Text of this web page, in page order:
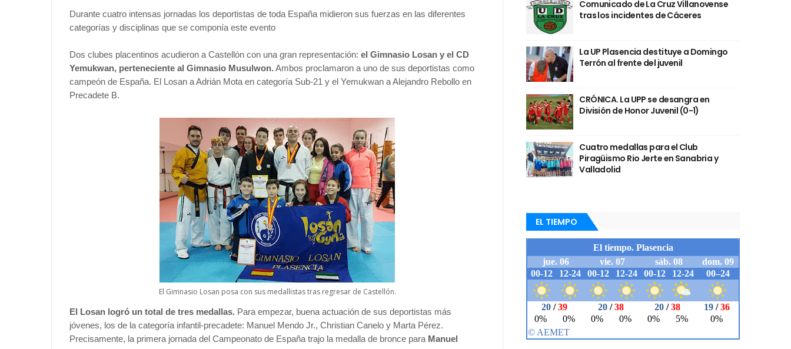
Durante cuatro intensas jornadas los deportistas de toda España midieron sus fuerzas en las diferentes
categorías y disciplinas que se componía este evento
Dos clubes placentinos acudieron a Castellón con una gran representación: el Gimnasio Losan y el CD
Yemukwan, perteneciente al Gimnasio Musulwon. Ambos proclamaron a uno de sus deportistas como
campeón de España. El Losan a Adrián Mota en categoría Sub-21 y el Yemukwan a Alejandro Rebollo en
Precadete B.
El Gimnasio Losan posa con sus medallistas tras regresar de Castellón.
El Losan logró un total de tres medallas. Para empezar, buena actuación de sus deportistas más
jóvenes, los de la categoría infantil-precadete: Manuel Mendo Jr., Christian Canelo y Marta Pérez.
Precisamente, la primera jornada del Campeonato de España trajo la medalla de bronce para Manuel
Comunicado de La Cruz Villanovense
tras los incidentes de Cáceres
La UP Plasencia destituye a Domingo
Terrón al frente del juvenil
CRÓNICA. La UPP se desangra en
División de Honor Juvenil (0-1)
Cuatro medallas para el Club
Piragüismo Rio Jerte en Sanabria y
Valladolid
EL TIEMPO